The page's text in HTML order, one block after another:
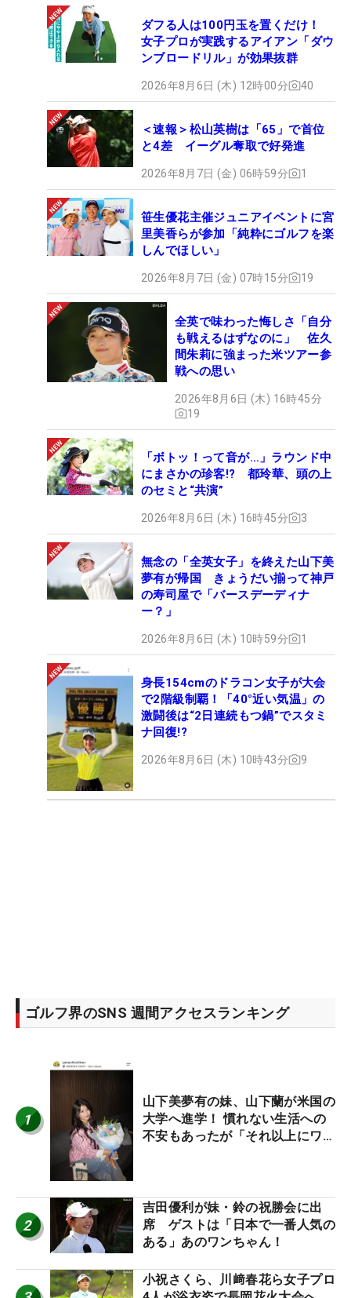
ダフる人は100円玉を置くだけ！
女子プロが実践するアイアン「ダウ
ンブロードリル」が効果抜群
2026年8月6日 (木) 12時00分 40
＜速報＞松山英樹は「65」で首位
と4差 イーグル奪取で好発進
2026年8月7日 (金) 06時59分 1
笹生優花主催ジュニアイベントに宮
里美香らが参加「純粋にゴルフを楽
しんでほしい」
2026年8月7日 (金) 07時15分 19
全英で味わった悔しさ「自分
も戦えるはずなのに」 佐久
間朱莉に強まった米ツアー参
戦への思い
2026年8月6日 (木) 16時45分
19
「ボトッ！って音が…」ラウンド中
にまさかの珍客!? 都玲華、頭の上
のセミと“共演”
2026年8月6日 (木) 16時45分 3
無念の「全英女子」を終えた山下美
夢有が帰国 きょうだい揃って神戸
の寿司屋で「バースデーディナ
ー？」
2026年8月6日 (木) 10時59分 1
身長154cmのドラコン女子が大会
で2階級制覇！「40°近い気温」の
激闘後は“2日連続もつ鍋”でスタミ
ナ回復!?
2026年8月6日 (木) 10時43分 9
ゴルフ界のSNS 週間アクセスランキング
1
山下美夢有の妹、山下蘭が米国の
大学へ進学！ 慣れない生活への
不安もあったが「それ以上にワク
2
吉田優利が妹・鈴の祝勝会に出
席 ゲストは「日本で一番人気の
ある」あのワンちゃん！
小祝さくら、川﨑春花ら女子プロ